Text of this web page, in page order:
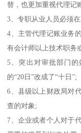
替，也更加重视代理记
3、专职从业人员必须
4、主管代理记账业务
有会计师以上技术职务
5、突出对审批部门
的“20日”改成了“十日”;
6、县级以上财政局对
查的对象;
7、企业或者个人对于